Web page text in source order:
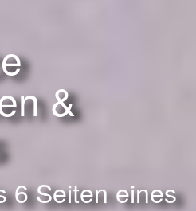
&
6 Seiten eines